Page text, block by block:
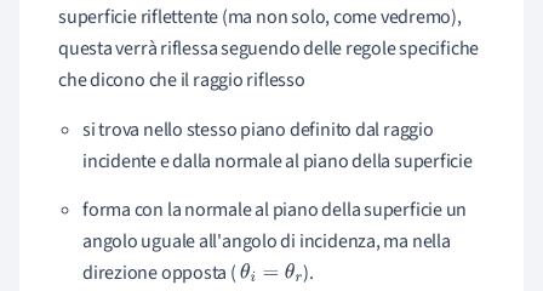
superficie riflettente (ma non solo, come vedremo),
questa verrà riflessa seguendo delle regole specifiche
che dicono che il raggio riflesso
si trova nello stesso piano definito dal raggio
incidente e dalla normale al piano della superficie
forma con la normale al piano della superficie un
angolo uguale all'angolo di incidenza, ma nella
direzione opposta (θi= θr ).